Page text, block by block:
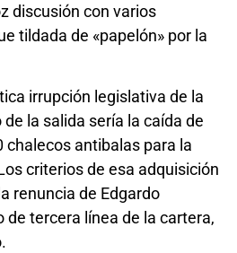
discusión con varios
tildada de «papelón» por la
irrupción legislativa de la
la salida sería la caída de
chalecos antibalas para la
criterios de esa adquisición
renuncia de Edgardo
de tercera línea de la cartera,